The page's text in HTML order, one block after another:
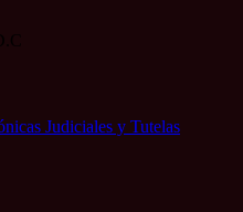
Judiciales y Tutelas